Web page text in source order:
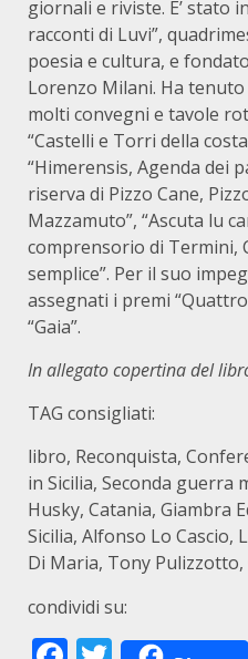
giornali e riviste. E’ stato
racconti di Luvi”,
poesia e cultura, e
Lorenzo Milani. Ha
molti convegni e tavole
“Castelli e Torri della
“Himerensis, Agenda dei
riserva di Pizzo Cane,
Mazzamuto”, “Ascuta lu
comprensorio di Termini,
semplice”. Per il suo
assegnati i premi “Quattro
“Gaia”.
In allegato copertina del
TAG consigliati:
libro, Reconquista,
in Sicilia, Seconda guerra
Husky, Catania, Giambra
Sicilia, Alfonso Lo Cascio,
Di Maria, Tony Pulizzotto,
condividi su: